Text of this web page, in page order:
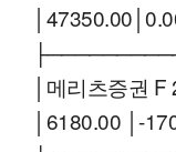
│메리츠증권
│6180.00 │-